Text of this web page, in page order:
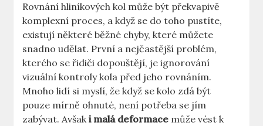
Rovnání hliníkových kol může být překvapivě
komplexní proces, a když se do toho pustíte,
existují některé běžné chyby, které můžete
snadno udělat. První a nejčastější problém,
kterého se řidiči dopouštějí, je ignorování
vizuální kontroly kola před jeho rovnáním.
Mnoho lidí si myslí, že když se kolo zdá být
pouze mírně ohnuté, není potřeba se jím
zabývat. Avšaki malá deformace může vést k